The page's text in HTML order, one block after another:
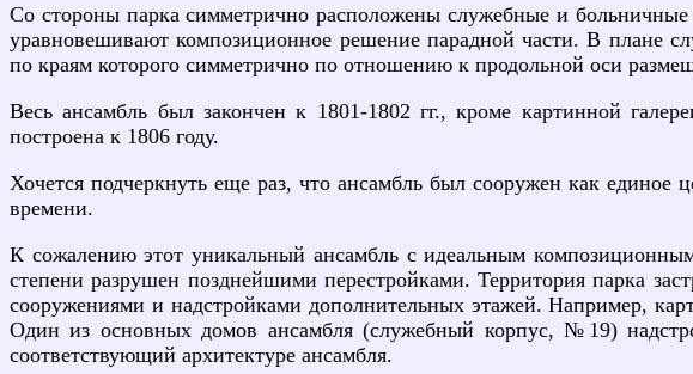
Со стороны парка симметрично расположены служебные и
уравновешивают композиционное решение парадной части. В плане
по краям которого симметрично по отношению к продольной оси
Весь ансамбль был закончен к 1801-1802 гг., кроме картинной
построена к 1806 году.
Хочется подчеркнуть еще раз, что ансамбль был сооружен как
времени.
К сожалению этот уникальный ансамбль с идеальным
степени разрушен позднейшими перестройками. Территория парка
сооружениями и надстройками дополнительных этажей. Например,
Один из основных домов ансамбля (служебный корпус, №19)
соответствующий архитектуре ансамбля.